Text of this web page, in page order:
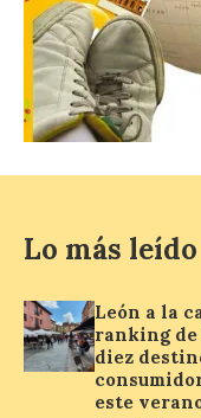
León a la
del nuevo
los diez
preferidos
tomarse una
6 Ago 2026
El
diez
Lo más leído
León a la
ranking
diez
este